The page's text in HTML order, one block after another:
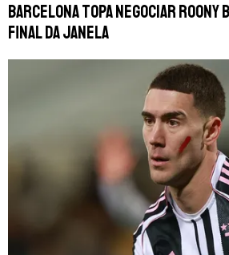
Barcelona topa negociar
final da janela